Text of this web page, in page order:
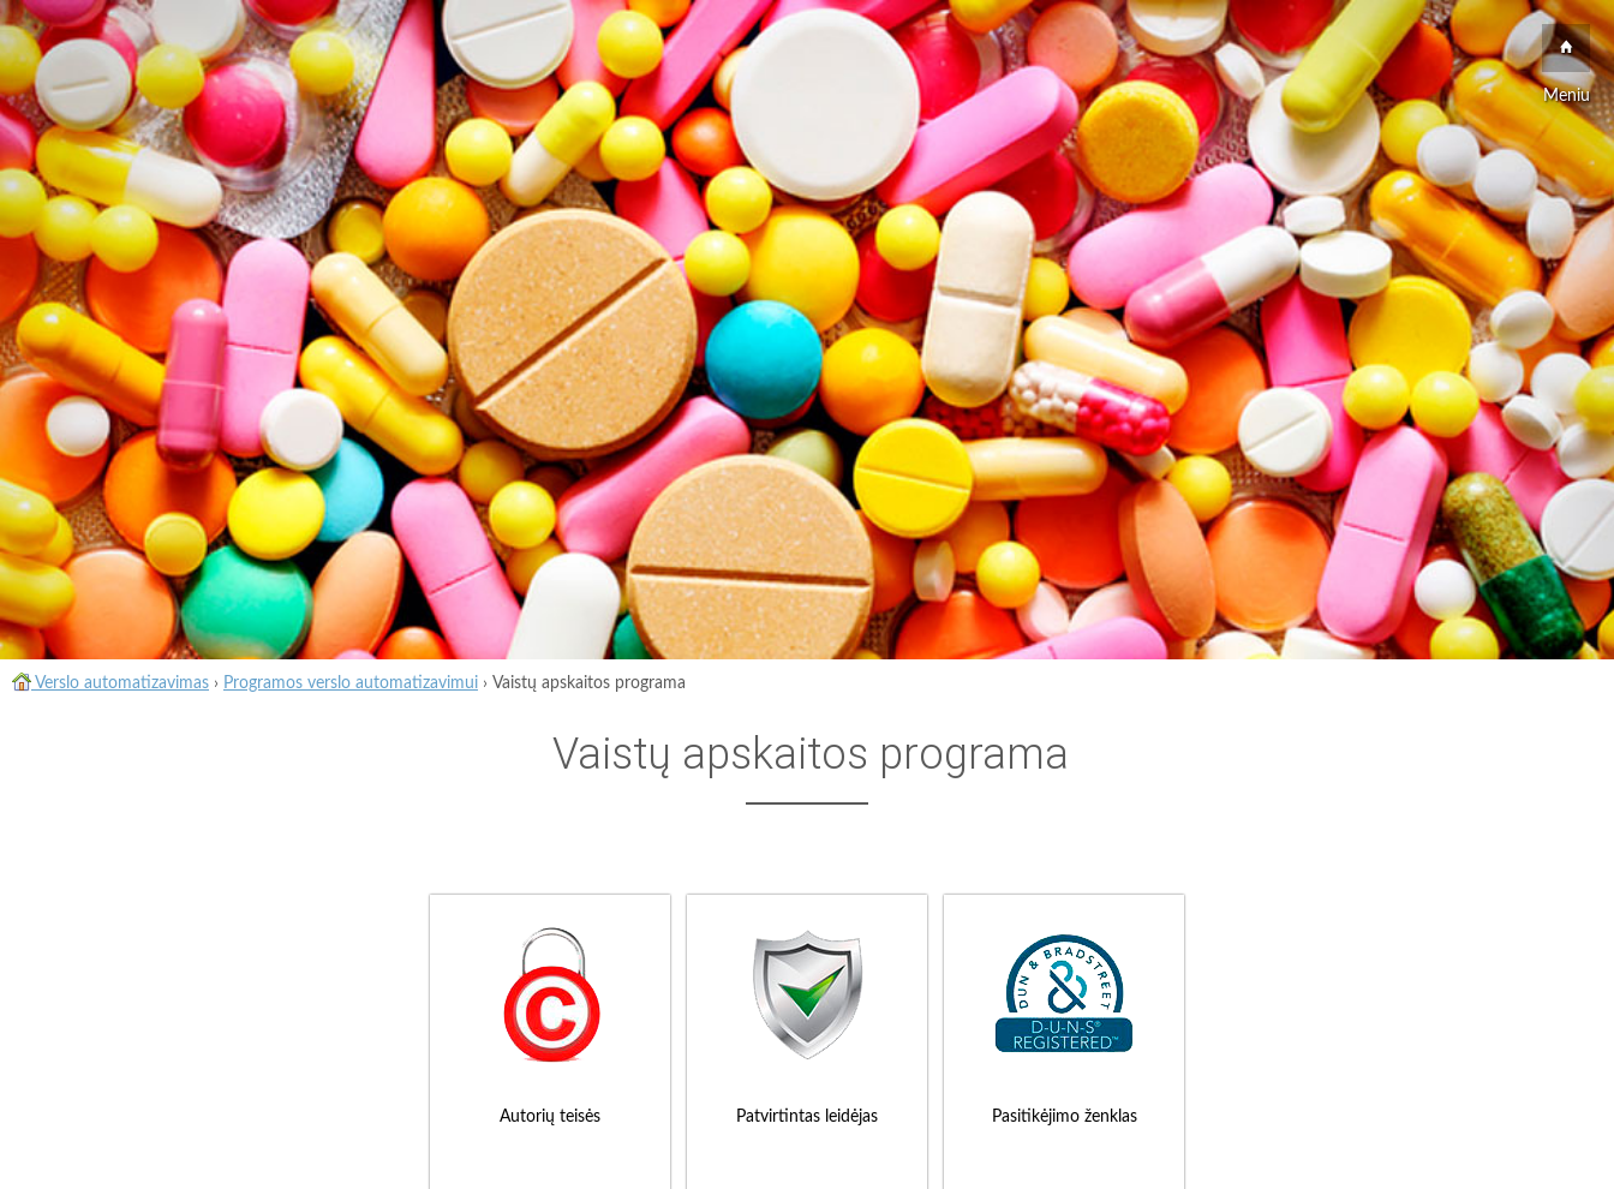
Meniu
Verslo automatizavimas › Programos verslo automatizavimui › Vaistų apskaitos programa
Vaistų apskaitos programa
Autorių teisės Patvirtintas leidėjas Pasitikėjimo ženklas